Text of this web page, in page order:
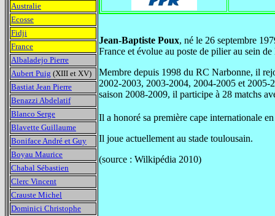
Jean-Baptiste Poux, né le 26 septembre
France et évolue au poste de pilier au sein
Membre depuis 1998 du RC Narbonne, il
2002-2003, 2003-2004, 2004-2005 et
saison 2008-2009, il participe à 28 matchs
Il a honoré sa première cape internationale
Il joue actuellement au stade toulousain.
(source : Wilkipédia 2010)
Australie
Ecosse
Fidji
France
Albaladejo Pierre
Aubert Puig (XIII et XV)
Bastiat Jean Pierre
Benazzi Abdelatif
Blanco Serge
Blavette Guillaume
Boniface André et Guy
Boyau Maurice
Chabal Sébastien
Clerc Vincent
Crauste Michel
Dominici Christophe